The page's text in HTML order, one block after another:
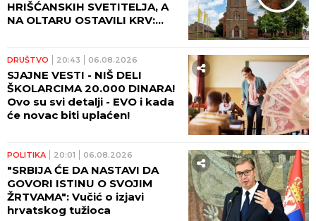
HRIŠĆANSKIH SVETITELJA, A
NA OLTARU OSTAVILI KRV:
DRUŠTVO 20:43 06.08.2026
SJAJNE VESTI - NIŠ DELI
ŠKOLARCIMA 20.000 DINARA!
Ovo su svi detalji - EVO i kada
će novac biti uplaćen!
POLITIKA 20:01 06.08.2026
"SRBIJA ĆE DA NASTAVI DA
GOVORI ISTINU O SVOJIM
ŽRTVAMA": Vučić o izjavi
hrvatskog tužioca